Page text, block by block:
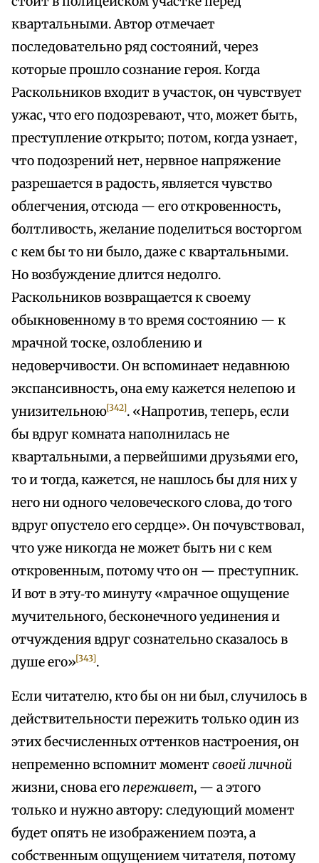
квартальными. Автор отмечает
последовательно ряд состояний, через
которые прошло сознание героя. Когда
Раскольников входит в участок, он чувствует
ужас, что его подозревают, что, может быть,
преступление открыто; потом, когда узнает,
что подозрений нет, нервное напряжение
разрешается в радость, является чувство
облегчения, отсюда — его откровенность,
болтливость, желание поделиться восторгом
с кем бы то ни было, даже с квартальными.
Но возбуждение длится недолго.
Раскольников возвращается к своему
обыкновенному в то время состоянию — к
мрачной тоске, озлоблению и
недоверчивости. Он вспоминает недавнюю
экспансивность, она ему кажется нелепою и
унизительною[342]. «Напротив, теперь, если
бы вдруг комната наполнилась не
квартальными, а первейшими друзьями его,
то и тогда, кажется, не нашлось бы для них у
него ни одного человеческого слова, до того
вдруг опустело его сердце». Он почувствовал,
что уже никогда не может быть ни с кем
откровенным, потому что он — преступник.
И вот в эту‑то минуту «мрачное ощущение
мучительного, бесконечного уединения и
отчуждения вдруг сознательно сказалось в
душе его»[343].
Если читателю, кто бы он ни был, случилось в
действительности пережить только один из
этих бесчисленных оттенков настроения, он
непременно вспомнит моментсвоей личной
жизни, снова его переживет, — а этого
только и нужно автору: следующий момент
будет опять не изображением поэта, а
собственным ощущением читателя, потому